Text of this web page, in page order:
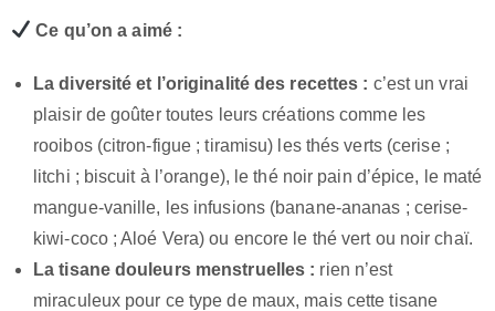
Ce qu’on a aimé :
La diversité et l’originalité des recettes : c’est un vrai
plaisir de goûter toutes leurs créations comme les
rooibos (citron-figue ; tiramisu) les thés verts (cerise ;
litchi ; biscuit à l’orange), le thé noir pain d’épice, le maté
mangue-vanille, les infusions (banane-ananas ; cerise-
kiwi-coco ; Aloé Vera) ou encore le thé vert ou noir chaï.
La tisane douleurs menstruelles : rien n’est
miraculeux pour ce type de maux, mais cette tisane